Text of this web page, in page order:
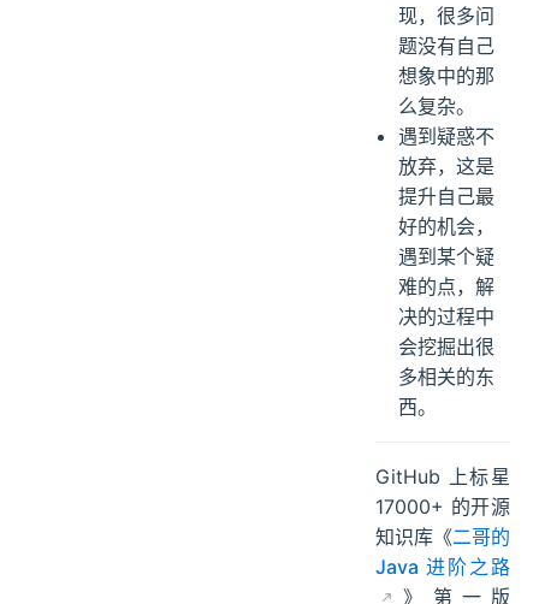
现，很多问
题没有自己
想象中的那
么复杂。
遇到疑惑不
放弃，这是
提升自己最
好的机会，
遇到某个疑
难的点，解
决的过程中
会挖掘出很
多相关的东
西。
GitHub 上标星
17000+ 的开源
知识库《二哥的
Java 进阶之路
》第一版